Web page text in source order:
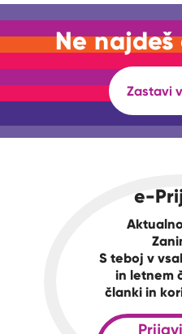
Ne
Zastavi
e-
S teboj v
in letnem
članki in